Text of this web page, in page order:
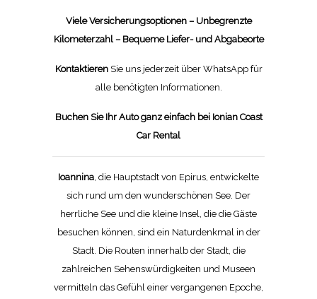
Viele Versicherungsoptionen – Unbegrenzte
Kilometerzahl – Bequeme Liefer- und Abgabeorte
KontaktierenSie uns jederzeit über WhatsApp für
alle benötigten Informationen.
Buchen Sie Ihr Auto ganz einfach bei Ionian Coast
Car Rental
Ioannina , die Hauptstadt von Epirus, entwickelte
sich rund um den wunderschönen See. Der
herrliche See und die kleine Insel, die die Gäste
besuchen können, sind ein Naturdenkmal in der
Stadt. Die Routen innerhalb der Stadt, die
zahlreichen Sehenswürdigkeiten und Museen
vermitteln das Gefühl einer vergangenen Epoche,